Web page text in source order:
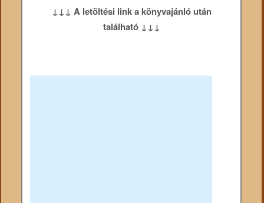
↓↓↓ A letöltési link a könyvajánló után
található ↓↓↓